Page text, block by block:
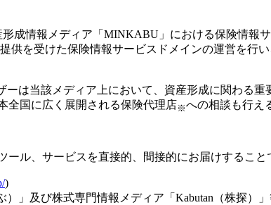
成情報メディア「MINKABU」における保険情報
供を受けた保険情報サービスドメインの運営を行
は当該メディア上において、資産形成に関わる
全国に広く展開される保険代理店※への相談も行え
ル、サービスを直接的、間接的にお届けするこ
)
」及び株式専門情報メディア「Kabutan（株探）